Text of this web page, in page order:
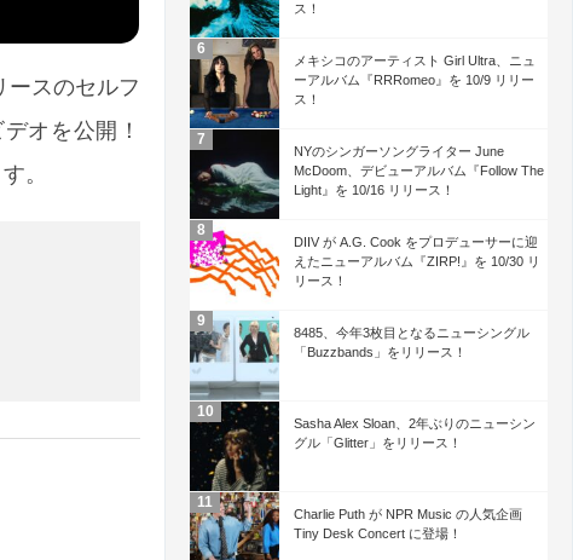
ースのセルフ
オを公開！
。
ス！
メキシコのアーティスト Girl Ultra、ニュ
ーアルバム『RRRomeo』を 10/9 リリー
ス！
NYのシンガーソングライター June
McDoom、デビューアルバム『Follow The
Light』を 10/16 リリース！
DIIV が A.G. Cook をプロデューサーに迎
えたニューアルバム『ZIRP!』を 10/30 リ
リース！
8485、今年3枚目となるニューシングル
「Buzzbands」をリリース！
Sasha Alex Sloan、2年ぶりのニューシン
グル「Glitter」をリリース！
Charlie Puth が NPR Music の人気企画
Tiny Desk Concert に登場！